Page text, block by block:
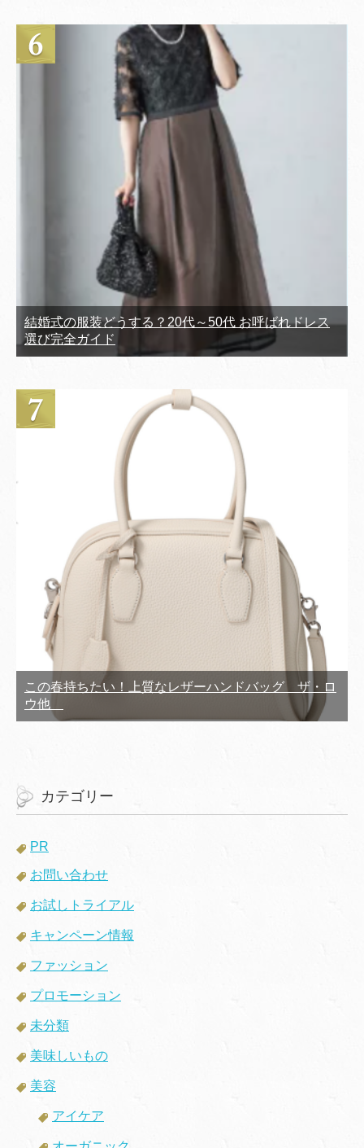
結婚式の服装どうする？20代～50代 お呼ばれドレス
選び完全ガイド
この春持ちたい！上質なレザーハンドバッグ ザ・ロ
ウ他
カテゴリー
PR
お問い合わせ
お試しトライアル
キャンペーン情報
ファッション
プロモーション
未分類
美味しいもの
美容
アイケア